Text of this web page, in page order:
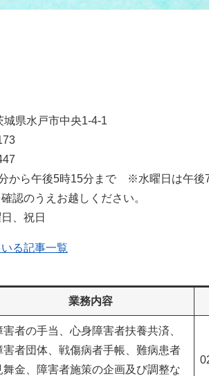
県水戸市中央1-4-1
から午後5時15分まで ※水曜日は午後7
認のうえお越しください。
、祝日
る記事一覧
業務内容
害者の手当、心身障害者扶養共済、
害者団体、戦傷病者手帳、難病患者
舞金、障害者施策の企画及び調整な